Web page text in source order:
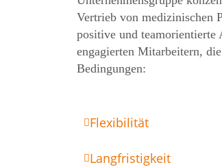
Vertrieb von medizinischen
positive und teamorientierte
engagierten Mitarbeitern,
Bedingungen:
Flexibilität
Langfristigkeit